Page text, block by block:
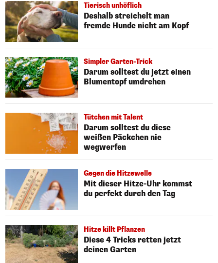
Tierisch unhöflich
Deshalb streichelt man
fremde Hunde nicht am Kopf
Simpler Garten-Trick
Darum solltest du jetzt einen
Blumentopf umdrehen
Tütchen mit Talent
Darum solltest du diese
weißen Päckchen nie
wegwerfen
Gegen die Hitzewelle
Mit dieser Hitze-Uhr kommst
du perfekt durch den Tag
Hitze killt Pflanzen
Diese 4 Tricks retten jetzt
deinen Garten